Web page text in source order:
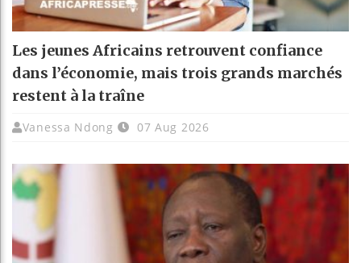
Les jeunes Africains retrouvent confiance
dans l’économie, mais trois grands marchés
restent à la traîne
Vanessa Ndong 07 Aug 2026